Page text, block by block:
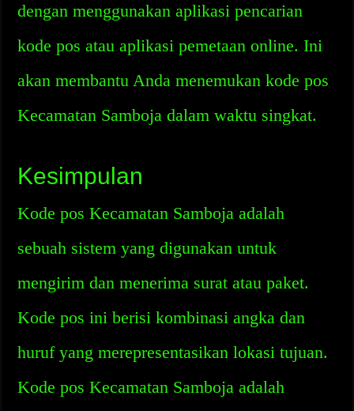
dengan menggunakan aplikasi pencarian
kode pos atau aplikasi pemetaan online. Ini
akan membantu Anda menemukan kode pos
Kecamatan Samboja dalam waktu singkat.
Kesimpulan
Kode pos Kecamatan Samboja adalah
sebuah sistem yang digunakan untuk
mengirim dan menerima surat atau paket.
Kode pos ini berisi kombinasi angka dan
huruf yang merepresentasikan lokasi tujuan.
Kode pos Kecamatan Samboja adalah